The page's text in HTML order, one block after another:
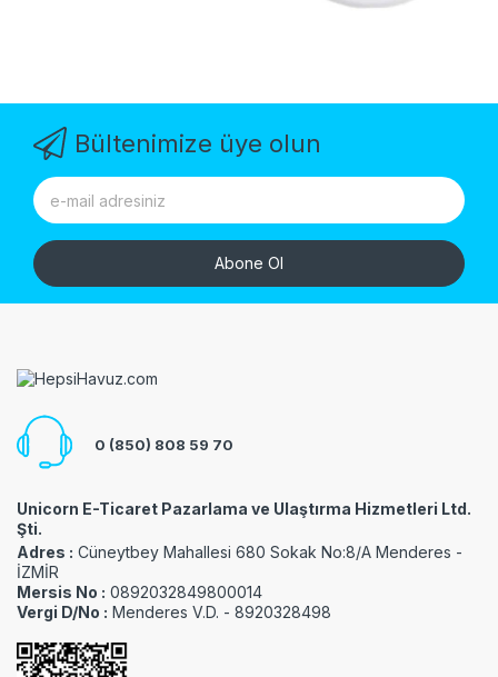
Bültenimize üye olun
Abone Ol
0 (850) 808 59 70
Unicorn E-Ticaret Pazarlama ve Ulaştırma Hizmetleri Ltd.
Şti.
Adres : Cüneytbey Mahallesi 680 Sokak No:8/A Menderes -
İZMİR
Mersis No : 0892032849800014
Vergi D/No : Menderes V.D. - 8920328498